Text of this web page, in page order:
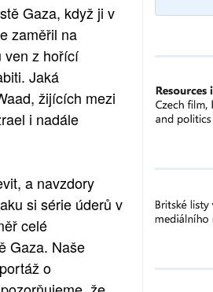
Gaza, když ji v
zaměřil na
ven z hořící
Jaká
žijících mezi
i nadále
a navzdory
si série úderů v
celé
Gaza. Naše
o